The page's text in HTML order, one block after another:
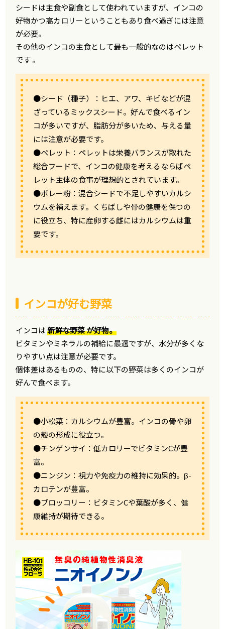
シードは主食や副食として使われていますが、インコの
好物かつ高カロリーということもあり食べ過ぎには注意
が必要。
その他のインコの主食として最も一般的なのはペレット
です 。
●シード（種子）：ヒエ、アワ、キビなどが混
ざっているミックスシード。好んで食べるイン
コが多いですが、脂肪分が多いため、与える量
には注意が必要です。
●ペレット：ペレットは栄養バランスが取れた
総合フードで、インコの健康を考えるならばペ
レット主体の食事が理想的とされています。
●ボレー粉：混合シードで不足しやすいカルシ
ウムを補えます。くちばしや骨の健康を保つの
に役立ち、特に産卵する雌にはカルシウムは重
要です。
インコが好む野菜
インコは新鮮な野菜 が好物。
ビタミンやミネラルの補給に最適ですが、水分が多くな
りやすい点は注意が必要です。
個体差はあるものの、特に以下の野菜は多くのインコが
好んで食べます。
●小松菜：カルシウムが豊富。インコの骨や卵
の殻の形成に役立つ。
●チンゲンサイ：低カロリーでビタミンCが豊
富。
●ニンジン：視力や免疫力の維持に効果的。β-
カロテンが豊富。
●ブロッコリー：ビタミンCや葉酸が多く、健
康維持が期待できる。